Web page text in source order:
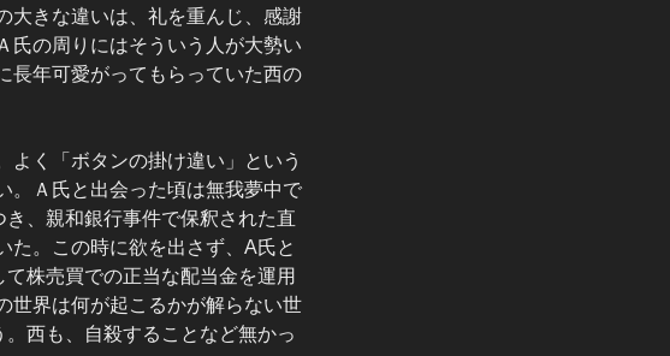
大きな違いは、礼を重んじ、感謝
氏の周りにはそういう人が大勢い
長年可愛がってもらっていた西の
よく「ボタンの掛け違い」という
。Ａ氏と出会った頃は無我夢中で
、親和銀行事件で保釈された直
た。この時に欲を出さず、A氏と
株売買での正当な配当金を運用
世界は何が起こるかが解らない世
西も、自殺することなど無かっ